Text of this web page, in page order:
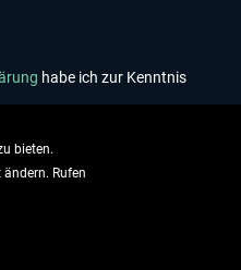
habe ich zur Kenntnis
bieten.
Rufen